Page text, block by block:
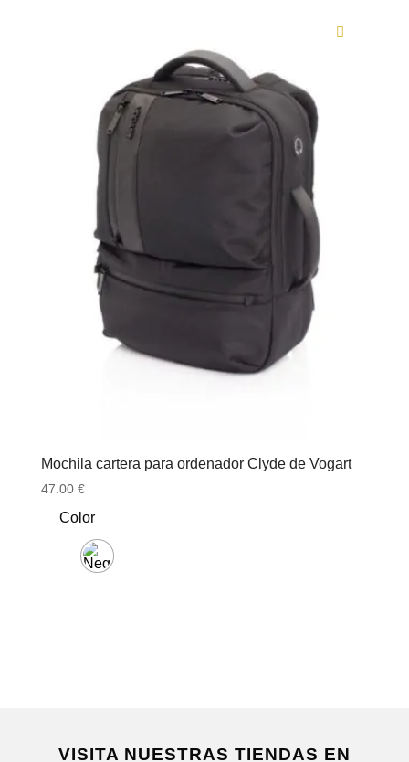
Mochila cartera para ordenador Clyde de Vogart
47.00 €
Color
VISITA NUESTRAS TIENDAS EN